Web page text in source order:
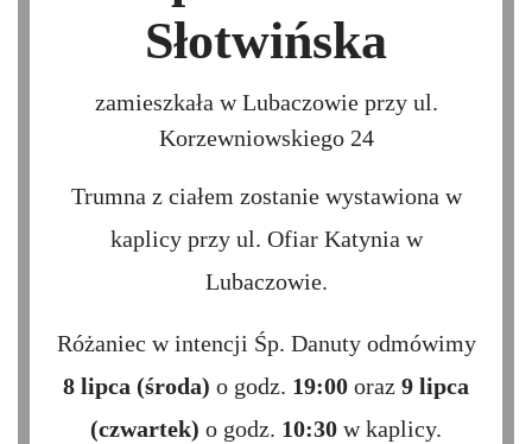
Słotwińska
zamieszkała w Lubaczowie przy ul.
Korzewniowskiego 24
Trumna z ciałem zostanie wystawiona w
kaplicy przy ul. Ofiar Katynia w
Lubaczowie.
Różaniec w intencji Śp. Danuty odmówimy
8 lipca (środa) o godz. 19:00 oraz 9 lipca
(czwartek) o godz. 10:30 w kaplicy.